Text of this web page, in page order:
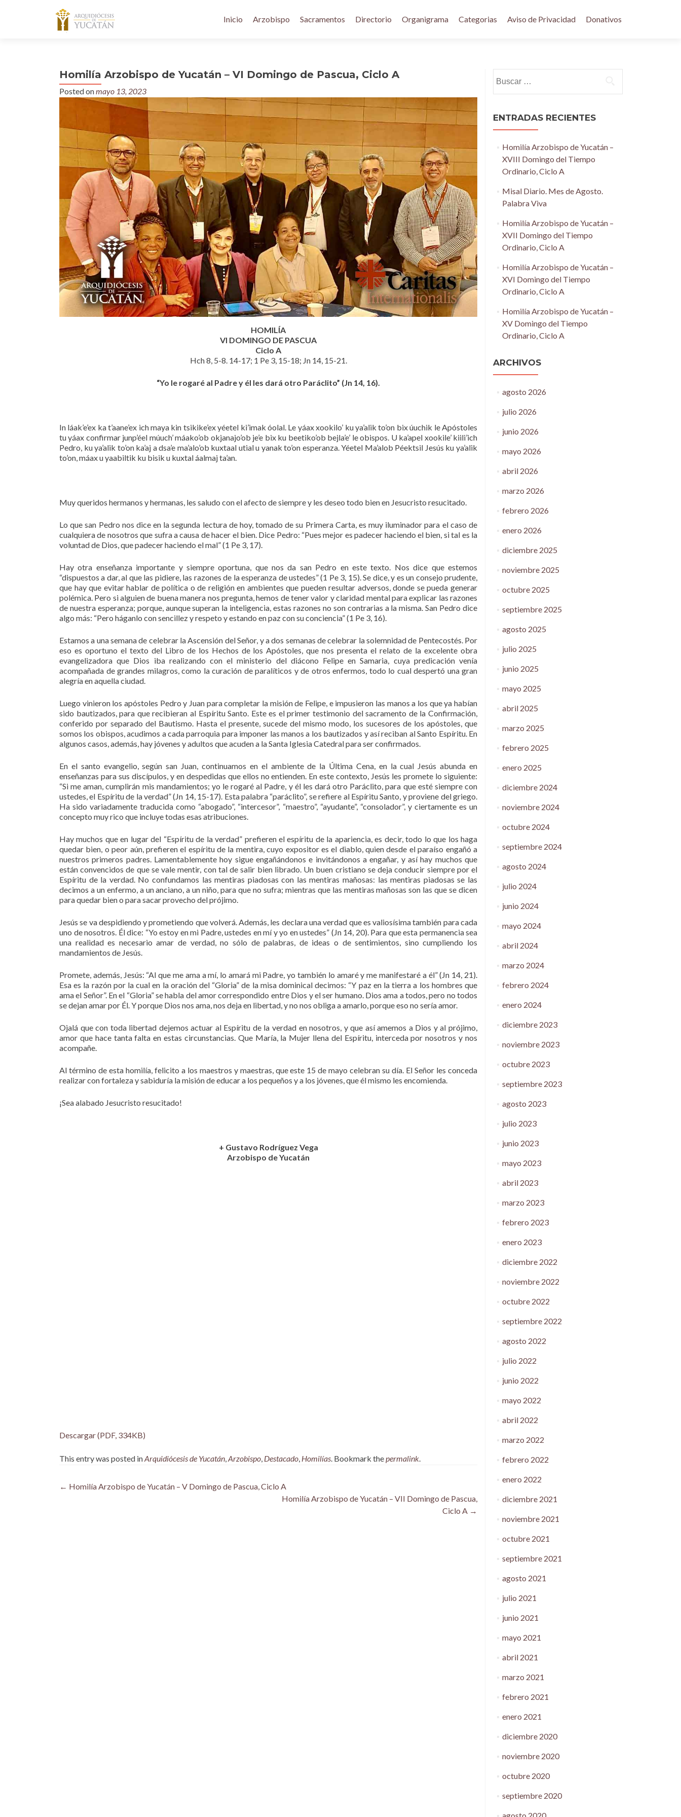
Inicio Arzobispo Sacramentos Directorio Organigrama Categorias Aviso de Privacidad Donativos
Homilía Arzobispo de Yucatán – VI Domingo de Pascua, Ciclo A
Posted onmayo 13, 2023
HOMILÍA
VI DOMINGO DE PASCUA
Ciclo A
Hch 8, 5-8. 14-17; 1 Pe 3, 15-18; Jn 14, 15-21.
“Yo le rogaré al Padre y él les dará otro Paráclito” (Jn 14, 16).
In láak’e’ex ka t’aane’ex ich maya kin tsikike’ex yéetel ki’imak óolal. Le yáax xookilo’ ku ya’alik to’on bix úuchik le Apóstoles
tu yáax confirmar junp’éel múuch’ máako’ob okjanajo’ob je’e bix ku beetiko’ob bejla’e’ le obispos. U ka’apel xookile’ kiili’ich
Pedro, ku ya’alik to’on ka’aj a dsa’e ma’alo’ob kuxtaal utial u yanak to’on esperanza. Yéetel Ma’alob Péektsil Jesús ku ya’alik
to’on, máax u yaabiltik ku bisik u kuxtal áalmaj ta’an.
Muy queridos hermanos y hermanas, les saludo con el afecto de siempre y les deseo todo bien en Jesucristo resucitado.
Lo que san Pedro nos dice en la segunda lectura de hoy, tomado de su Primera Carta, es muy iluminador para el caso de
cualquiera de nosotros que sufra a causa de hacer el bien. Dice Pedro: “Pues mejor es padecer haciendo el bien, si tal es la
voluntad de Dios, que padecer haciendo el mal” (1 Pe 3, 17).
Hay otra enseñanza importante y siempre oportuna, que nos da san Pedro en este texto. Nos dice que estemos
“dispuestos a dar, al que las pidiere, las razones de la esperanza de ustedes” (1 Pe 3, 15). Se dice, y es un consejo prudente,
que hay que evitar hablar de política o de religión en ambientes que pueden resultar adversos, donde se pueda generar
polémica. Pero si alguien de buena manera nos pregunta, hemos de tener valor y claridad mental para explicar las razones
de nuestra esperanza; porque, aunque superan la inteligencia, estas razones no son contrarias a la misma. San Pedro dice
algo más: “Pero háganlo con sencillez y respeto y estando en paz con su conciencia” (1 Pe 3, 16).
Estamos a una semana de celebrar la Ascensión del Señor, y a dos semanas de celebrar la solemnidad de Pentecostés. Por
eso es oportuno el texto del Libro de los Hechos de los Apóstoles, que nos presenta el relato de la excelente obra
evangelizadora que Dios iba realizando con el ministerio del diácono Felipe en Samaria, cuya predicación venía
acompañada de grandes milagros, como la curación de paralíticos y de otros enfermos, todo lo cual despertó una gran
alegría en aquella ciudad.
Luego vinieron los apóstoles Pedro y Juan para completar la misión de Felipe, e impusieron las manos a los que ya habían
sido bautizados, para que recibieran al Espíritu Santo. Este es el primer testimonio del sacramento de la Confirmación,
conferido por separado del Bautismo. Hasta el presente, sucede del mismo modo, los sucesores de los apóstoles, que
somos los obispos, acudimos a cada parroquia para imponer las manos a los bautizados y así reciban al Santo Espíritu. En
algunos casos, además, hay jóvenes y adultos que acuden a la Santa Iglesia Catedral para ser confirmados.
En el santo evangelio, según san Juan, continuamos en el ambiente de la Última Cena, en la cual Jesús abunda en
enseñanzas para sus discípulos, y en despedidas que ellos no entienden. En este contexto, Jesús les promete lo siguiente:
“Si me aman, cumplirán mis mandamientos; yo le rogaré al Padre, y él les dará otro Paráclito, para que esté siempre con
ustedes, el Espíritu de la verdad” (Jn 14, 15-17). Esta palabra “paráclito”, se refiere al Espíritu Santo, y proviene del griego.
Ha sido variadamente traducida como “abogado”, “intercesor”, “maestro”, “ayudante”, “consolador”, y ciertamente es un
concepto muy rico que incluye todas esas atribuciones.
Hay muchos que en lugar del “Espíritu de la verdad” prefieren el espíritu de la apariencia, es decir, todo lo que los haga
quedar bien, o peor aún, prefieren el espíritu de la mentira, cuyo expositor es el diablo, quien desde el paraíso engañó a
nuestros primeros padres. Lamentablemente hoy sigue engañándonos e invitándonos a engañar, y así hay muchos que
están convencidos de que se vale mentir, con tal de salir bien librado. Un buen cristiano se deja conducir siempre por el
Espíritu de la verdad. No confundamos las mentiras piadosas con las mentiras mañosas: las mentiras piadosas se las
decimos a un enfermo, a un anciano, a un niño, para que no sufra; mientras que las mentiras mañosas son las que se dicen
para quedar bien o para sacar provecho del prójimo.
Jesús se va despidiendo y prometiendo que volverá. Además, les declara una verdad que es valiosísima también para cada
uno de nosotros. Él dice: “Yo estoy en mi Padre, ustedes en mí y yo en ustedes” (Jn 14, 20). Para que esta permanencia sea
una realidad es necesario amar de verdad, no sólo de palabras, de ideas o de sentimientos, sino cumpliendo los
mandamientos de Jesús.
Promete, además, Jesús: “Al que me ama a mí, lo amará mi Padre, yo también lo amaré y me manifestaré a él” (Jn 14, 21).
Esa es la razón por la cual en la oración del “Gloria” de la misa dominical decimos: “Y paz en la tierra a los hombres que
ama el Señor”. En el “Gloria” se habla del amor correspondido entre Dios y el ser humano. Dios ama a todos, pero no todos
se dejan amar por Él. Y porque Dios nos ama, nos deja en libertad, y no nos obliga a amarlo, porque eso no sería amor.
Ojalá que con toda libertad dejemos actuar al Espíritu de la verdad en nosotros, y que así amemos a Dios y al prójimo,
amor que hace tanta falta en estas circunstancias. Que María, la Mujer llena del Espíritu, interceda por nosotros y nos
acompañe.
Al término de esta homilía, felicito a los maestros y maestras, que este 15 de mayo celebran su día. El Señor les conceda
realizar con fortaleza y sabiduría la misión de educar a los pequeños y a los jóvenes, que él mismo les encomienda.
¡Sea alabado Jesucristo resucitado!
+ Gustavo Rodríguez Vega
Arzobispo de Yucatán
Descargar (PDF, 334KB)
This entry was posted inArquidiócesis de Yucatán,Arzobispo, Destacado, Homilías. Bookmark thepermalink.
Post
← Homilía Arzobispo de Yucatán – V Domingo de Pascua, Ciclo A
Homilía Arzobispo de Yucatán – VII Domingo de Pascua,
Ciclo A →
ENTRADAS RECIENTES
Homilía Arzobispo de Yucatán –
XVIII Domingo del Tiempo
Ordinario, Ciclo A
Misal Diario. Mes de Agosto.
Palabra Viva
Homilía Arzobispo de Yucatán –
XVII Domingo del Tiempo
Ordinario, Ciclo A
Homilía Arzobispo de Yucatán –
XVI Domingo del Tiempo
Ordinario, Ciclo A
Homilía Arzobispo de Yucatán –
XV Domingo del Tiempo
Ordinario, Ciclo A
ARCHIVOS
agosto 2026
julio 2026
junio 2026
mayo 2026
abril 2026
marzo 2026
febrero 2026
enero 2026
diciembre 2025
noviembre 2025
octubre 2025
septiembre 2025
agosto 2025
julio 2025
junio 2025
mayo 2025
abril 2025
marzo 2025
febrero 2025
enero 2025
diciembre 2024
noviembre 2024
octubre 2024
septiembre 2024
agosto 2024
julio 2024
junio 2024
mayo 2024
abril 2024
marzo 2024
febrero 2024
enero 2024
diciembre 2023
noviembre 2023
octubre 2023
septiembre 2023
agosto 2023
julio 2023
junio 2023
mayo 2023
abril 2023
marzo 2023
febrero 2023
enero 2023
diciembre 2022
noviembre 2022
octubre 2022
septiembre 2022
agosto 2022
julio 2022
junio 2022
mayo 2022
abril 2022
marzo 2022
febrero 2022
enero 2022
diciembre 2021
noviembre 2021
octubre 2021
septiembre 2021
agosto 2021
julio 2021
junio 2021
mayo 2021
abril 2021
marzo 2021
febrero 2021
enero 2021
diciembre 2020
noviembre 2020
octubre 2020
septiembre 2020